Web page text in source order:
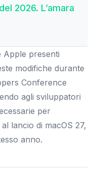
2026. L’amara
Apple presenti
modifiche durante
Conference
agli sviluppatori
per
lancio di macOS 27,
anno.